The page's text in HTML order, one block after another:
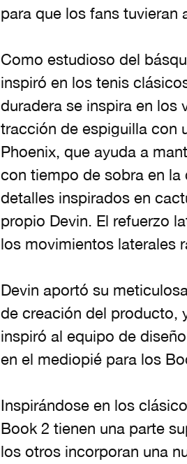
para que los fans tuvieran
Como estudioso del
inspiró en los tenis
duradera se inspira en los
tracción de espiguilla con
Phoenix, que ayuda a
con tiempo de sobra en
detalles inspirados en
propio Devin. El refuerzo
los movimientos laterales
Devin aportó su
de creación del producto,
inspiró al equipo de
en el mediopié para los
Inspirándose en los
Book 2 tienen una parte
los otros incorporan una